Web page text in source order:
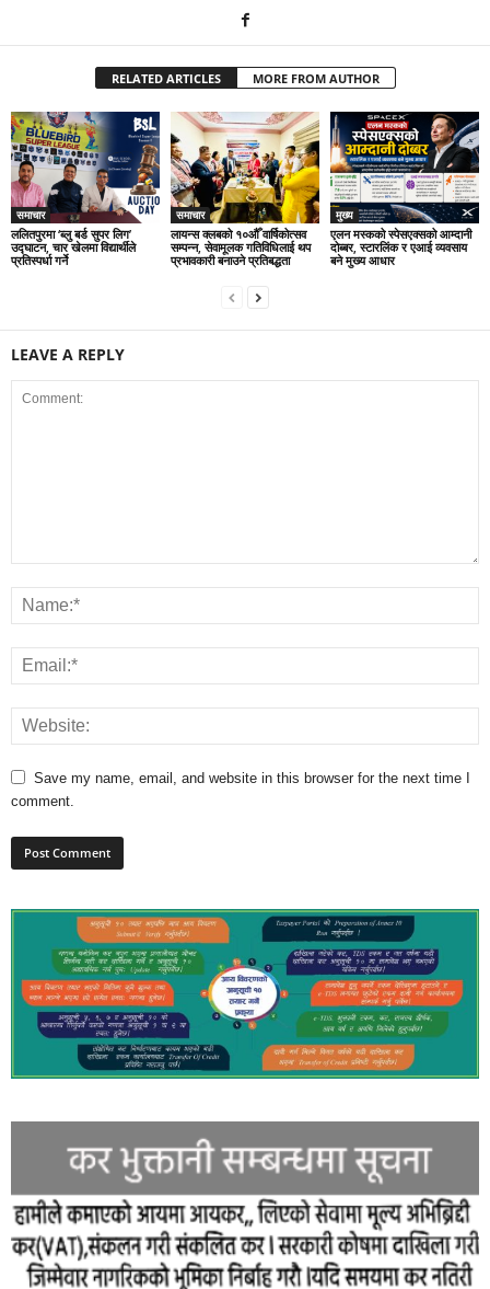
RELATED ARTICLES MORE FROM AUTHOR
समाचार
ललितपुरमा ‘ब्लु बर्ड सुपर लिग’
उद्घाटन, चार खेलमा विद्यार्थीले
प्रतिस्पर्धा गर्ने
समाचार
लायन्स क्लबको १०औँ वार्षिकोत्सव
सम्पन्न, सेवामूलक गतिविधिलाई थप
प्रभावकारी बनाउने प्रतिबद्धता
मुख्य
एलन मस्कको स्पेसएक्सको आम्दानी
दोब्बर, स्टारलिंक र एआई व्यवसाय
बने मुख्य आधार
LEAVE A REPLY
Save my name, email, and website in this browser for the next time I
comment.